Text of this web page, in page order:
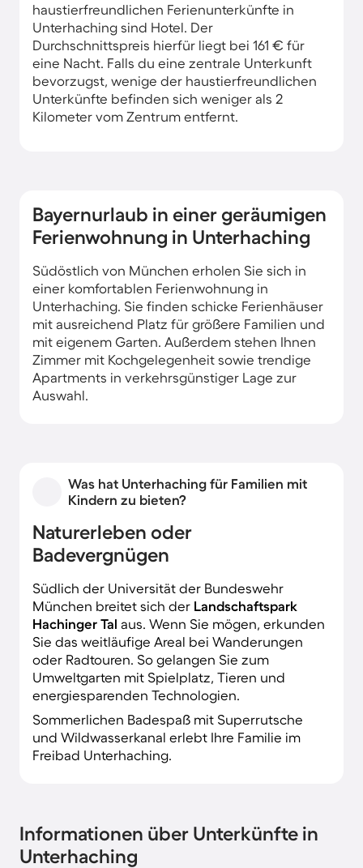
haustierfreundlichen Ferienunterkünfte in
Unterhaching sind Hotel. Der
Durchschnittspreis hierfür liegt bei 161 € für
eine Nacht. Falls du eine zentrale Unterkunft
bevorzugst, wenige der haustierfreundlichen
Unterkünfte befinden sich weniger als 2
Kilometer vom Zentrum entfernt.
Bayernurlaub in einer geräumigen
Ferienwohnung in Unterhaching
Südöstlich von München erholen Sie sich in
einer komfortablen Ferienwohnung in
Unterhaching. Sie finden schicke Ferienhäuser
mit ausreichend Platz für größere Familien und
mit eigenem Garten. Außerdem stehen Ihnen
Zimmer mit Kochgelegenheit sowie trendige
Apartments in verkehrsgünstiger Lage zur
Auswahl.
Was hat Unterhaching für Familien mit
Kindern zu bieten?
Naturerleben oder
Badevergnügen
Südlich der Universität der Bundeswehr
München breitet sich der Landschaftspark
Hachinger Tal aus. Wenn Sie mögen, erkunden
Sie das weitläufige Areal bei Wanderungen
oder Radtouren. So gelangen Sie zum
Umweltgarten mit Spielplatz, Tieren und
energiesparenden Technologien.
Sommerlichen Badespaß mit Superrutsche
und Wildwasserkanal erlebt Ihre Familie im
Freibad Unterhaching.
Informationen über Unterkünfte in
Unterhaching